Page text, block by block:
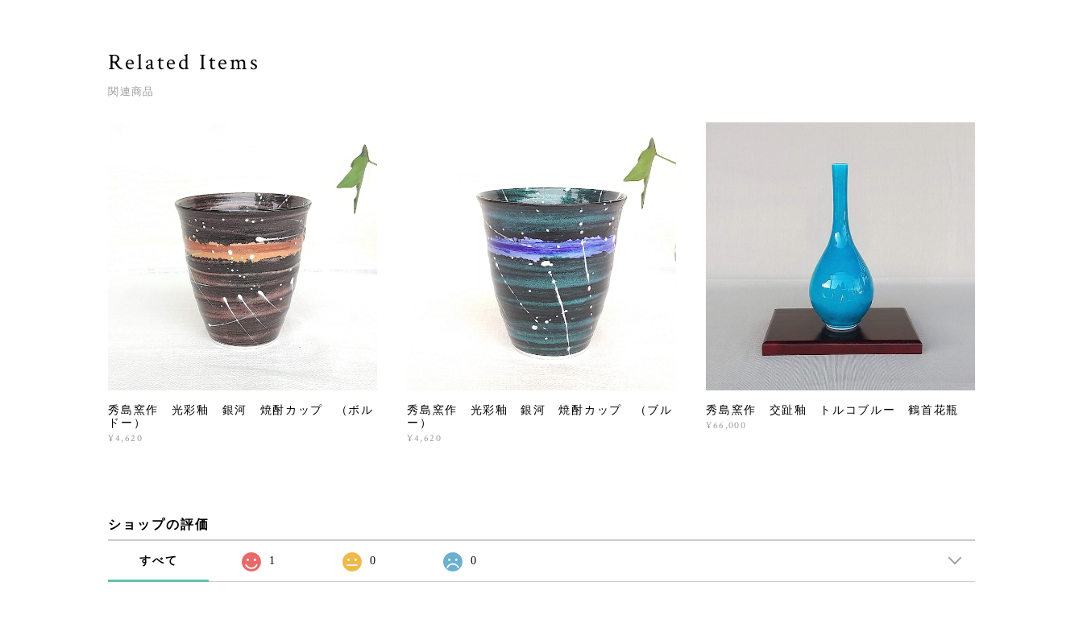
Related Items
関連商品
秀島窯作 光彩釉 銀河 焼酎カップ （ボル
ドー）
¥4,620
秀島窯作 光彩釉 銀河 焼酎カップ （ブル
ー）
¥4,620
秀島窯作 交趾釉 トルコブルー 鶴首花瓶
¥66,000
ショップの評価
すべて 1 0 0